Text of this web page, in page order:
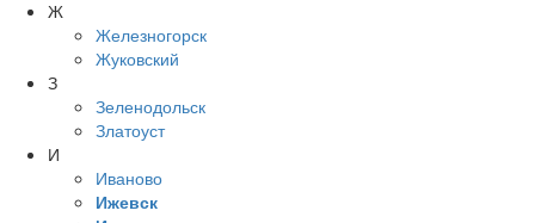
Ж
Железногорск
Жуковский
З
Зеленодольск
Златоуст
И
Иваново
Ижевск